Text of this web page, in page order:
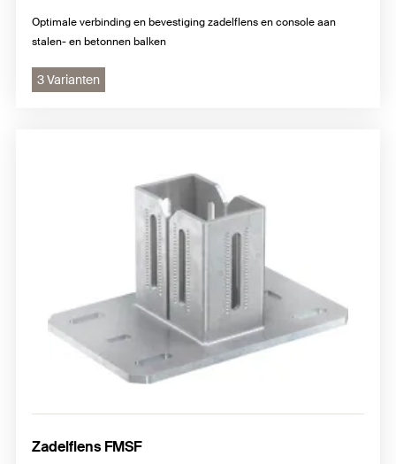
Optimale verbinding en bevestiging zadelflens en console aan
stalen- en betonnen balken
3 Varianten
Zadelflens FMSF